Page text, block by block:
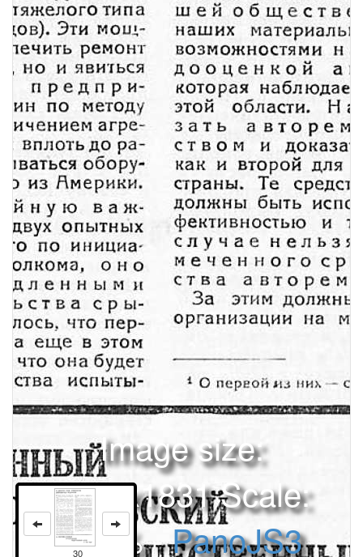
30
Image size:
1280x1831 Scale:
100% -PanoJS3